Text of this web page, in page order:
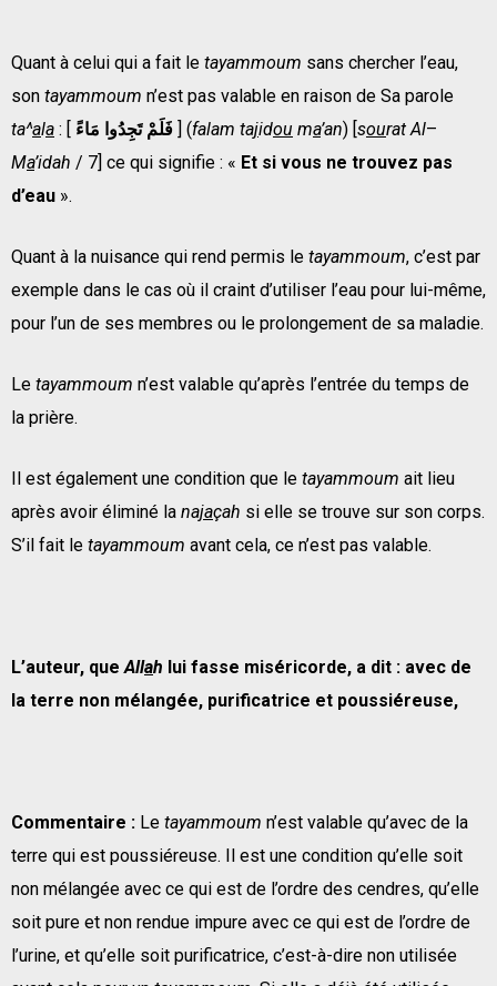
Quant à celui qui a fait le tayammoum sans chercher l’eau,
son tayammoum n’est pas valable en raison de Sa parole
ta^ala : [ فَلَمْ تَجِدُوا مَاءً ] (falam tajidou ma’an) [sourat Al–
Ma’idah / 7] ce qui signifie : « Et si vous ne trouvez pas
d’eau ».
Quant à la nuisance qui rend permis le tayammoum, c’est par
exemple dans le cas où il craint d’utiliser l’eau pour lui-même,
pour l’un de ses membres ou le prolongement de sa maladie.
Le tayammoum n’est valable qu’après l’entrée du temps de
la prière.
Il est également une condition que le tayammoum ait lieu
après avoir éliminé la najaçah si elle se trouve sur son corps.
S’il fait le tayammoum avant cela, ce n’est pas valable.
L’auteur, queAllah lui fasse miséricorde, a dit : avec de
la terre non mélangée, purificatrice et poussiéreuse,
Commentaire : Le tayammoum n’est valable qu’avec de la
terre qui est poussiéreuse. Il est une condition qu’elle soit
non mélangée avec ce qui est de l’ordre des cendres, qu’elle
soit pure et non rendue impure avec ce qui est de l’ordre de
l’urine, et qu’elle soit purificatrice, c’est-à-dire non utilisée